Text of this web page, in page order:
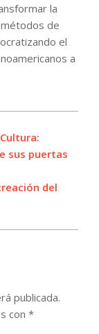
la
de
el
a
sus puertas
del
publicada.
con *